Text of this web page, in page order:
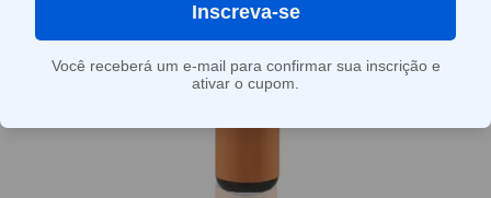
Inscreva-se
Você receberá um e-mail para confirmar sua inscrição e
ativar o cupom.